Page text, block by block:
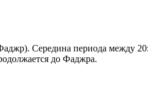
Середина периода между
до Фаджра.